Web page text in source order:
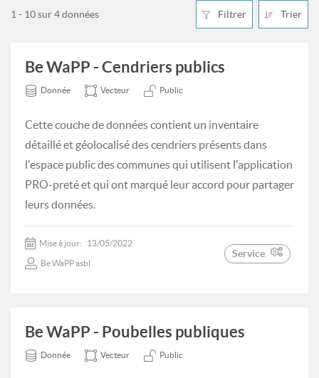
Filtrer Trier
1 - 10 sur 4 données
Be WaPP - Cendriers publics
Donnée Vecteur Public
Cette couche de données contient un inventaire
détaillé et géolocalisé des cendriers présents dans
l'espace public des communes qui utilisent l'application
PRO-preté et qui ont marqué leur accord pour partager
leurs données.
Mise à jour: 13/05/2022
Be WaPP asbl
Service
Be WaPP - Poubelles publiques
Donnée Vecteur Public